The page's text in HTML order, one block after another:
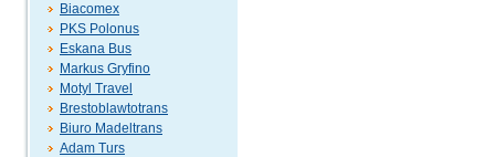
Biacomex
PKS Polonus
Eskana Bus
Markus Gryfino
Motyl Travel
Brestoblawtotrans
Biuro Madeltrans
Adam Turs